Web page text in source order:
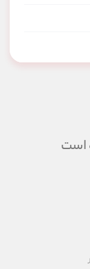
است